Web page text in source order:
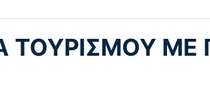
ΤΟΥΡΙΣΜΟΥ ΜΕ